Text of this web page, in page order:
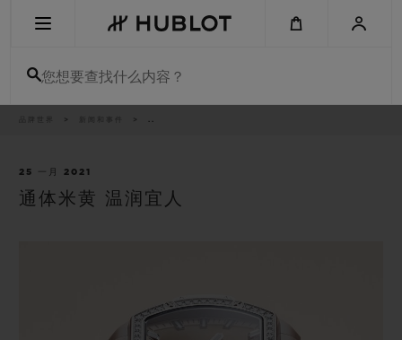
您想要查找什么内容？
新闻和事件 ..
25 一月 2021
通体米黄 温润宜人
新品腕表